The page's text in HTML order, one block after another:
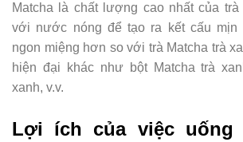
Matcha là chất lượng cao nhất của
với nước nóng để tạo ra kết cấu mịn
ngon miệng hơn so với trà Matcha trà
hiện đại khác như bột Matcha trà
xanh, v.v.
Lợi ích của việc uống